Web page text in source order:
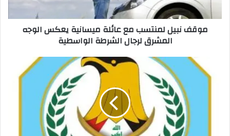
الوجه
المشرق
لرجالموقف نبيل لمنتسب مع عائلة ميسانية يعكس الوجه
المشرق لرجال الشرطة الواسطية
تضبط